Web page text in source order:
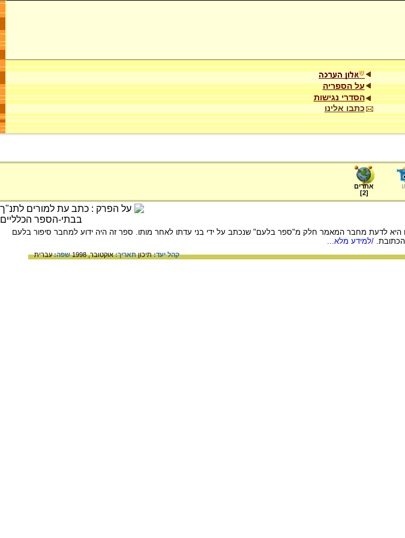
על הספריה
הסדרי נגישות
כתבו אלינו
אתרים
[
2
]
היא לדעת מחבר המאמר חלק מ"ספר בלעם" שנכתב על ידי בני עדתו לאחר מותו. ספר זה היה ידוע למחבר סיפור בלעם
/למידע מלא...
קהל יעד:תיכוןתאריך:אוקטובר, 1998 שפה:עברית